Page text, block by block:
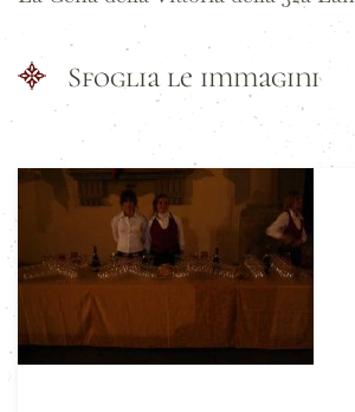
Sfoglia le immagini